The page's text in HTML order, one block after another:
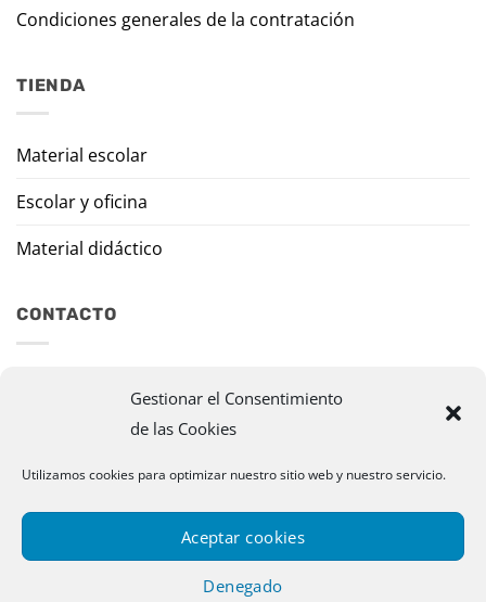
Gestionar el Consentimiento
de las Cookies
Utilizamos cookies para optimizar nuestro sitio web y nuestro servicio.
Aceptar cookies
Denegado
Condiciones generales de la contratación
TIENDA
Material escolar
Escolar y oficina
Material didáctico
CONTACTO
murazpi@murazpi.com
948 234 436 – 623 195 518